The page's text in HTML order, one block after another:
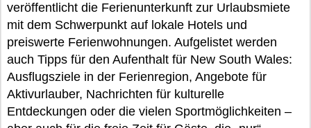
veröffentlicht die Ferienunterkunft zur Urlaubsmiete
mit dem Schwerpunkt auf lokale Hotels und
preiswerte Ferienwohnungen. Aufgelistet werden
auch Tipps für den Aufenthalt für New South Wales:
Ausflugsziele in der Ferienregion, Angebote für
Aktivurlauber, Nachrichten für kulturelle
Entdeckungen oder die vielen Sportmöglichkeiten –